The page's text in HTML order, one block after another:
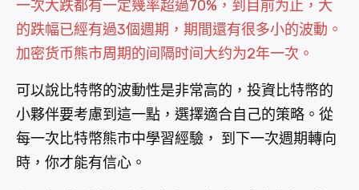
一次大跌都有一定幾率超過70%，到目前为止，大
的跌幅已經有過3個週期，期間還有很多小的波動。
加密货币熊市周期的间隔时间大约为2年一次。
可以說比特幣的波動性是非常高的，投資比特幣的
小夥伴要考慮到這一點，選擇適合自己的策略。從
每一次比特幣熊市中學習經驗， 到下一次週期轉向
時，你才能有信心。